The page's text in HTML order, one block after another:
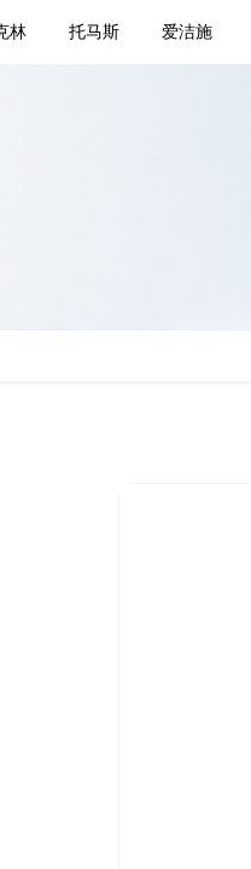
林 托马斯 爱洁施